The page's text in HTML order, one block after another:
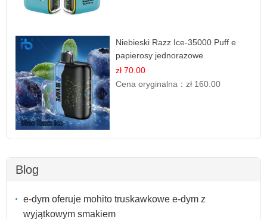
Niebieski Razz Ice-35000 Puff e
papierosy jednorazowe
zł 70.00
Cena oryginalna：zł 160.00
Blog
e-dym oferuje mohito truskawkowe e-dym z
wyjątkowym smakiem